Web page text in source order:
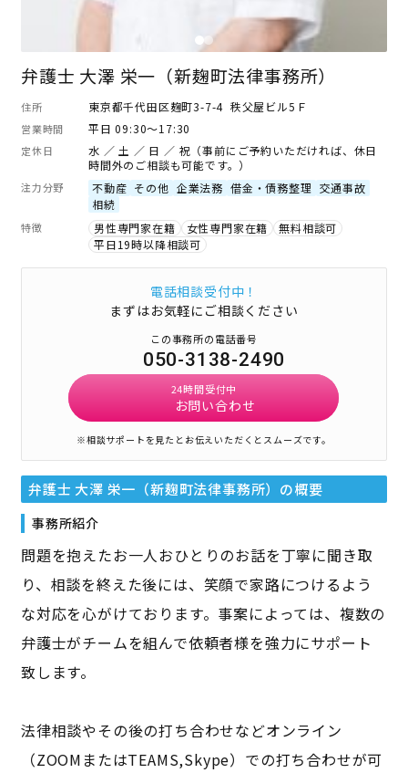
弁護士 大澤 栄一（新麹町法律事務所）
住所 東京都千代田区麹町3-7-4 秩父屋ビル5Ｆ
営業時間 平日 09:30～17:30
定休日
水 ／ 土 ／ 日 ／ 祝（事前にご予約いただければ、休日
時間外のご相談も可能です。）
注力分野 不動産 その他 企業法務 借金・債務整理 交通事故
相続
特徴 男性専門家在籍 女性専門家在籍
無料相談可
平日19時以降相談可
電話相談受付中！
まずはお気軽にご相談ください
この事務所の電話番号
050-3138-2490
24時間受付中
お問い合わせ
※相談サポートを見たとお伝えいただくとスムーズです。
弁護士 大澤 栄一（新麹町法律事務所） の概要
事務所紹介
問題を抱えたお一人おひとりのお話を丁寧に聞き取
り、相談を終えた後には、笑顔で家路につけるよう
な対応を心がけております。事案によっては、複数の
弁護士がチームを組んで依頼者様を強力にサポート
致します。
法律相談やその後の打ち合わせなどオンライン
（ZOOMまたはTEAMS,Skype）での打ち合わせが可